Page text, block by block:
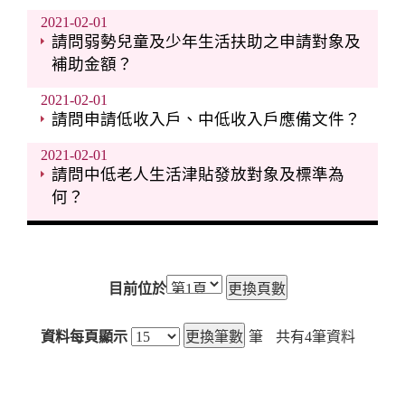
請問弱勢兒童及少年生活扶助之申請對象及
補助金額？
2021-02-01
請問申請低收入戶、中低收入戶應備文件？
2021-02-01
請問中低老人生活津貼發放對象及標準為
何？
2021-02-01
目前位於
資料每頁顯示 筆 共有4筆資料